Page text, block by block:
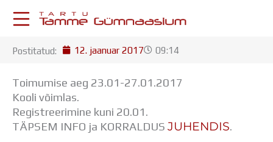
KESKKONNAD
Postkast
Drive
Tamme TV
Tamme Leht
Postitatud: 12. jaanuar 2017 09:14
Toimumise aeg 23.01-27.01.2017
Kooli võimlas.
Registreerimine kuni 20.01.
TÄPSEM INFO ja KORRALDUS JUHENDIS.